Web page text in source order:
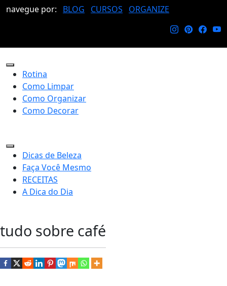
navegue por: BLOG CURSOS ORGANIZE
Rotina
Como Limpar
Como Organizar
Como Decorar
Dicas de Beleza
Faça Você Mesmo
RECEITAS
A Dica do Dia
tudo sobre café